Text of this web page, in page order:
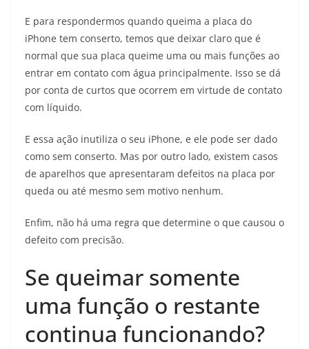
E para respondermos quando queima a placa do
iPhone tem conserto, temos que deixar claro que é
normal que sua placa queime uma ou mais funções ao
entrar em contato com água principalmente. Isso se dá
por conta de curtos que ocorrem em virtude de contato
com líquido.
E essa ação inutiliza o seu iPhone, e ele pode ser dado
como sem conserto. Mas por outro lado, existem casos
de aparelhos que apresentaram defeitos na placa por
queda ou até mesmo sem motivo nenhum.
Enfim, não há uma regra que determine o que causou o
defeito com precisão.
Se queimar somente
uma função o restante
continua funcionando?